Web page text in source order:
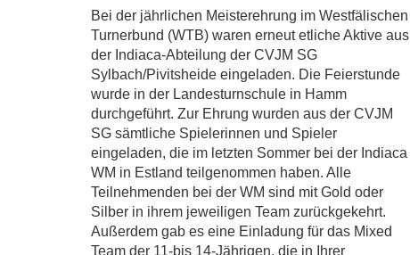
Bei der jährlichen Meisterehrung im Westfälischen
Turnerbund (WTB) waren erneut etliche Aktive aus
der Indiaca-Abteilung der CVJM SG
Sylbach/Pivitsheide eingeladen. Die Feierstunde
wurde in der Landesturnschule in Hamm
durchgeführt. Zur Ehrung wurden aus der CVJM
SG sämtliche Spielerinnen und Spieler
eingeladen, die im letzten Sommer bei der Indiaca
WM in Estland teilgenommen haben. Alle
Teilnehmenden bei der WM sind mit Gold oder
Silber in ihrem jeweiligen Team zurückgekehrt.
Außerdem gab es eine Einladung für das Mixed
Team der 11-bis 14-Jährigen, die in Ihrer